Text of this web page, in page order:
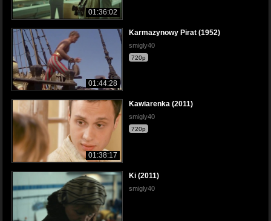
01:36:02
01:44:28
Karmazynowy Pirat (1952)
smigly40
720p
01:38:17
Kawiarenka (2011)
smigly40
720p
Ki (2011)
smigly40